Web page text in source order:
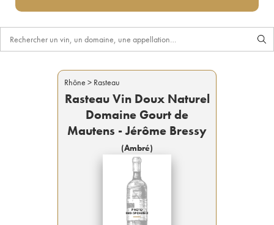
Rhône > Rasteau
Rasteau Vin Doux Naturel
Domaine Gourt de
Mautens - Jérôme Bressy
(Ambré)